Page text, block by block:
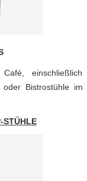
einschließlich
Bistrostühle im
STÜHLE